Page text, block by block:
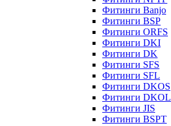
Фитинги Banjo
Фитинги BSP
Фитинги ORFS
Фитинги DKI
Фитинги DK
Фитинги SFS
Фитинги SFL
Фитинги DKOS
Фитинги DKOL
Фитинги JIS
Фитинги BSPT